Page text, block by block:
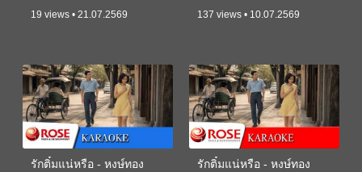
19 views • 21.07.2569 137 views • 10.07.2569
รักติ๋มแน่หรือ - หงษ์ทอง
รักติ๋มแน่หรือ - หงษ์ทอง